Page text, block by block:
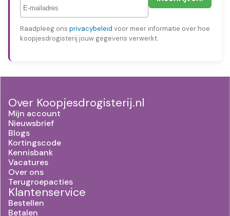
Raadpleeg ons privacybeleid voor meer informatie over hoe
koopjesdrogisterij jouw gegevens verwerkt.
Over Koopjesdrogisterij.nl
Mijn account
Nieuwsbrief
Blogs
Kortingscode
Kennisbank
Vacatures
Over ons
Terugroepacties
Klantenservice
Bestellen
Betalen